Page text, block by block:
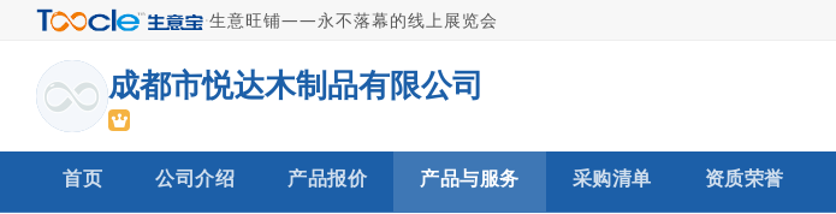
·生意旺铺——永不落幕的线上展览会
成都市悦达木制品有限公司
首页 公司介绍 产品报价 产品与服务 采购清单 资质荣誉